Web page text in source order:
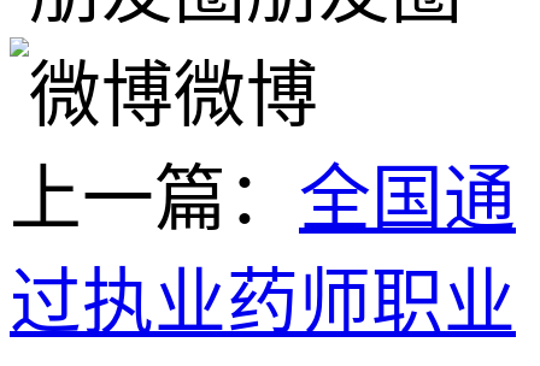
微博
上一篇： 全国通
过执业药师职业